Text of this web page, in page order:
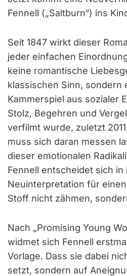
Fennell („Saltburn“) ins
Seit 1847 wirkt dieser
jeder einfachen
keine romantische
klassischen Sinn, sondern
Kammerspiel aus sozialer
Stolz, Begehren und
verfilmt wurde, zuletzt
muss sich daran messen
dieser emotionalen
Fennell entscheidet sich in
Neuinterpretation für
Stoff nicht zähmen,
Nach „Promising Young
widmet sich Fennell
Vorlage. Dass sie dabei
setzt, sondern auf